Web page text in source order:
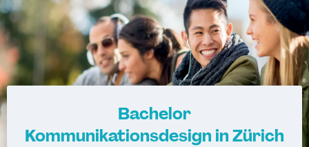
Bachelor
Kommunikationsdesign in Zürich